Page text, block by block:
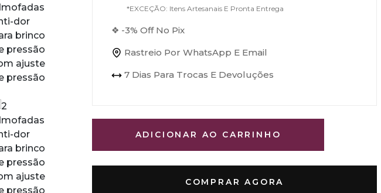
*EXCEÇÃO: Itens Artesanais E Pronta Entrega
❖ -3% Off No Pix
Rastreio Por WhatsApp E Email
7 Dias Para Trocas E Devoluções
ADICIONAR AO CARRINHO
COMPRAR AGORA